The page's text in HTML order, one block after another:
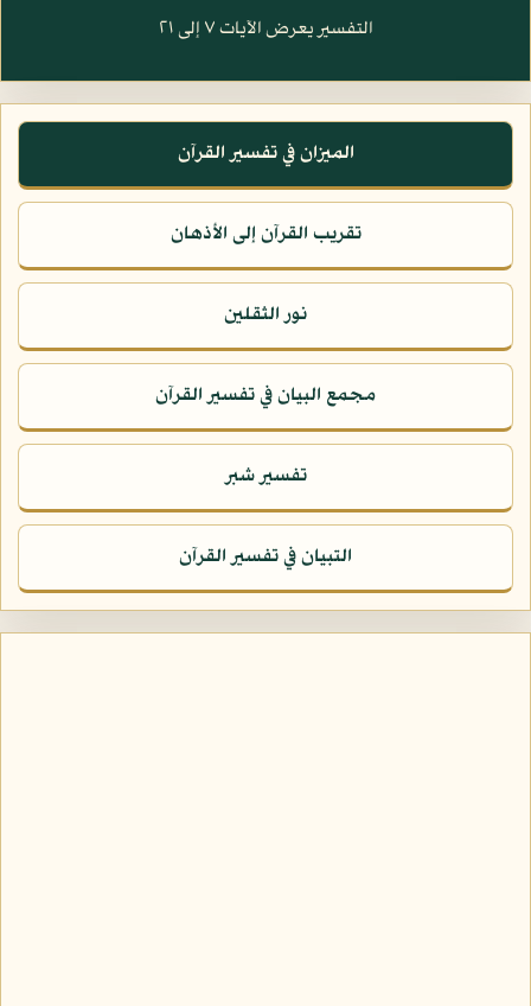
التفسير يعرض الآيات ٧ إلى ٢١
الميزان في تفسير القرآن
تقريب القرآن إلى الأذهان
نور الثقلين
مجمع البيان في تفسير القرآن
تفسير شبر
التبيان في تفسير القرآن